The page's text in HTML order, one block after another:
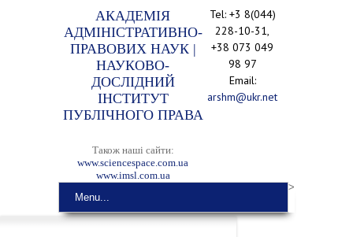
АКАДЕМІЯ
АДМІНІСТРАТИВНО-
ПРАВОВИХ НАУК |
НАУКОВО-
ДОСЛІДНИЙ
ІНСТИТУТ
ПУБЛІЧНОГО ПРАВА
Також наші сайти:
www.sciencespace.com.ua
www.imsl.com.ua
Tel: +3 8(044)
228-10-31,
+38 073 049
98 97
Email:
arshm@ukr.net
Menu...
>